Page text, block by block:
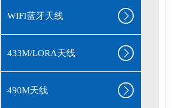
WIFI蓝牙天线
433M/LORA天线
490M天线